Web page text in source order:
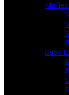
Sacs